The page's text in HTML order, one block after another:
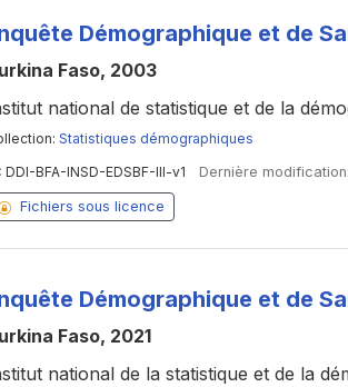
Démographique et de
Faso, 2003
national de statistique et de la
Statistiques démographiques
DDI-BFA-INSD-EDSBF-III-v1 Dernière modification:
Fichiers sous licence
Démographique et de
Faso, 2021
national de la statistique et de la